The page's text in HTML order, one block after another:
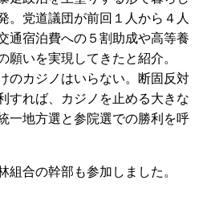
。党道議団が前回１人から４人
通宿泊費への５割助成や高等養
願いを実現してきたと紹介。
のカジノはいらない。断固反対
すれば、カジノを止める大きな
一地方選と参院選での勝利を呼
合の幹部も参加しました。